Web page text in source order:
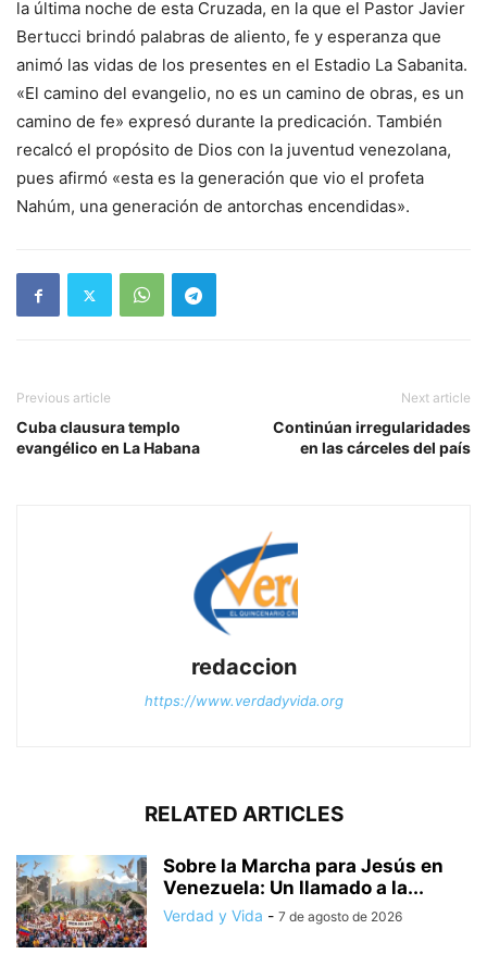
la última noche de esta Cruzada, en la que el Pastor Javier
Bertucci brindó palabras de aliento, fe y esperanza que
animó las vidas de los presentes en el Estadio La Sabanita.
«El camino del evangelio, no es un camino de obras, es un
camino de fe» expresó durante la predicación. También
recalcó el propósito de Dios con la juventud venezolana,
pues afirmó «esta es la generación que vio el profeta
Nahúm, una generación de antorchas encendidas».
Previous article
Cuba clausura templo
evangélico en La Habana
Next article
Continúan irregularidades
en las cárceles del país
redaccion
https://www.verdadyvida.org
RELATED ARTICLES
Sobre la Marcha para Jesús en
Venezuela: Un llamado a la...
Verdad y Vida - 7 de agosto de 2026